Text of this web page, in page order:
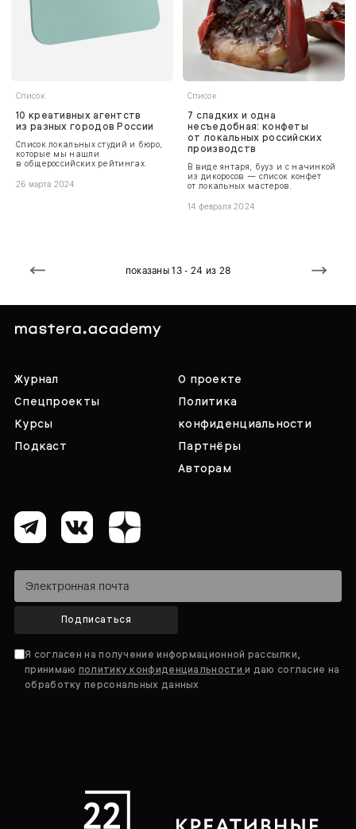
Список
10 креативных агентств
из разных городов России
Список локальных студий и бюро,
которые мы нашли
в общероссийских рейтингах.
26 марта 2024
Список
7 сладких и одна
несъедобная: конфеты
от локальных российских
производств
В виде янтаря, бууз и с начинкой
из дикоросов — список конфет
от локальных мастеров.
14 февраля 2024
показаны 13 - 24 из 28
Журнал
Спецпроекты
Курсы
Подкаст
О проекте
Политика
конфиденциальности
Партнёры
Авторам
Подписаться
Я согласен на получение информационной рассылки,
принимаю политику конфиденциальностии даю согласие на
обработку персональных данных